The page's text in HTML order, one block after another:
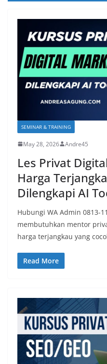
SEMINAR & TRAINING
May 28, 2026 Andre45
Les Privat
Harga
Dilengkapi AI
Hubungi WA Admin 0813-
membutuhkan mentor
harga terjangkau yang
Read More